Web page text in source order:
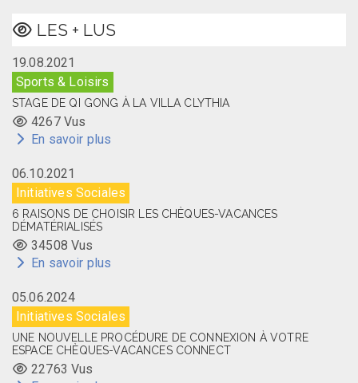
LES + LUS
19.08.2021
Sports & Loisirs
STAGE DE QI GONG À LA VILLA CLYTHIA
4267 Vus
En savoir plus
06.10.2021
Initiatives Sociales
6 RAISONS DE CHOISIR LES CHÈQUES-VACANCES
DÉMATÉRIALISÉS
34508 Vus
En savoir plus
05.06.2024
Initiatives Sociales
UNE NOUVELLE PROCÉDURE DE CONNEXION À VOTRE
ESPACE CHÈQUES-VACANCES CONNECT
22763 Vus